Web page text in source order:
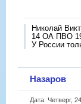
Николай
14 ОА ПВО
У России
Назаров
Дата: Четверг,